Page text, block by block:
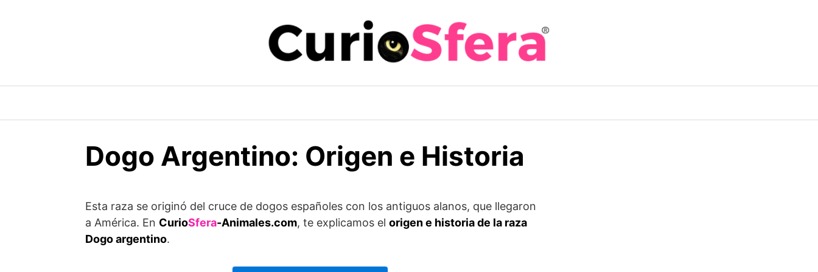
Dogo Argentino: Origen e Historia
Esta raza se originó del cruce de dogos españoles con los antiguos alanos, que llegaron
a América. En CurioSfera-Animales.com, te explicamos el origen e historia de la raza
Dogo argentino.